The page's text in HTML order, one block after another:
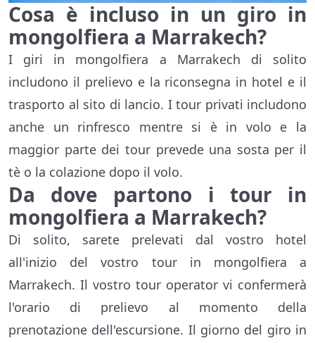
Cosa è incluso in un giro in
mongolfiera a Marrakech?
I giri in mongolfiera a Marrakech di solito
includono il prelievo e la riconsegna in hotel e il
trasporto al sito di lancio. I tour privati includono
anche un rinfresco mentre si è in volo e la
maggior parte dei tour prevede una sosta per il
tè o la colazione dopo il volo.
Da dove partono i tour in
mongolfiera a Marrakech?
Di solito, sarete prelevati dal vostro hotel
all'inizio del vostro tour in mongolfiera a
Marrakech. Il vostro tour operator vi confermerà
l'orario di prelievo al momento della
prenotazione dell'escursione. Il giorno del giro in